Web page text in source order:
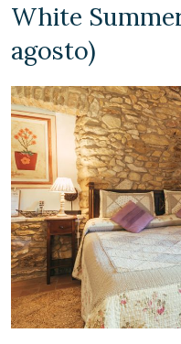
White
agosto)
Technical and
This website uses its
order to improve our
you accept their
configuring his browser,
prevent them from
although he must bear
difficulties in navigating
Analytics and
They allow the
the users of this
through this type of
of the web for the
order to introduce
the usage data made by
allow us to save the